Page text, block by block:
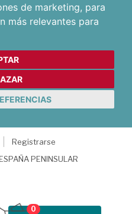
de marketing, para
más relevantes para
Registrarse
PENINSULAR
0